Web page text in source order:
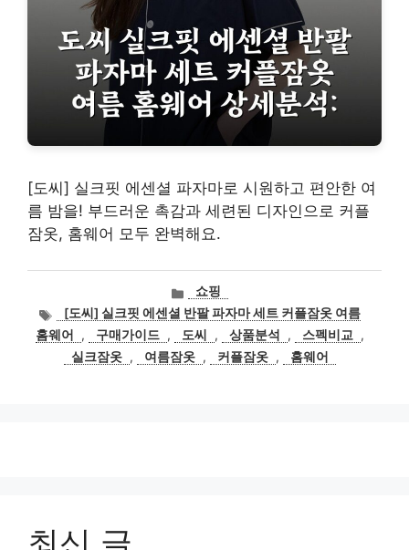
[도씨] 실크핏 에센셜 파자마로 시원하고 편안한 여
름 밤을! 부드러운 촉감과 세련된 디자인으로 커플
잠옷, 홈웨어 모두 완벽해요.
카
테
고
리
쇼핑
태
그
[도씨] 실크핏 에센셜 반팔 파자마 세트 커플잠옷 여름
홈웨어
, 구매가이드 , 도씨 , 상품분석 , 스펙비교
,
실크잠옷 , 여름잠옷 , 커플잠옷 , 홈웨어
최신 글